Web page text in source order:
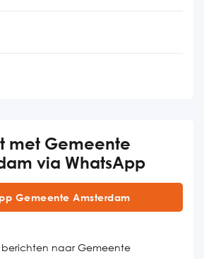
met Gemeente
via WhatsApp
Gemeente Amsterdam
berichten naar Gemeente